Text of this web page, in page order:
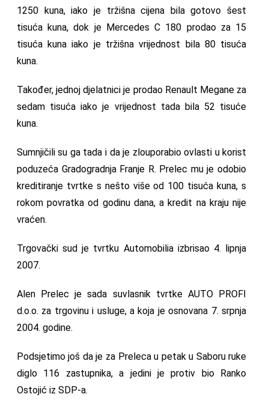
1250 kuna, iako je tržišna cijena bila gotovo šest
tisuća kuna, dok je Mercedes C 180 prodao za 15
tisuća kuna iako je tržišna vrijednost bila 80 tisuća
kuna.
Također, jednoj djelatnici je prodao Renault Megane za
sedam tisuća iako je vrijednost tada bila 52 tisuće
kuna.
Sumnjičili su ga tada i da je zlouporabio ovlasti u korist
poduzeća Gradogradnja Franje R. Prelec mu je odobio
kreditiranje tvrtke s nešto više od 100 tisuća kuna, s
rokom povratka od godinu dana, a kredit na kraju nije
vraćen.
Trgovački sud je tvrtku Automobilia izbrisao 4. lipnja
2007.
Alen Prelec je sada suvlasnik tvrtke AUTO PROFI
d.o.o. za trgovinu i usluge, a koja je osnovana 7. srpnja
2004. godine.
Podsjetimo još da je za Preleca u petak u Saboru ruke
diglo 116 zastupnika, a jedini je protiv bio Ranko
Ostojić iz SDP-a.